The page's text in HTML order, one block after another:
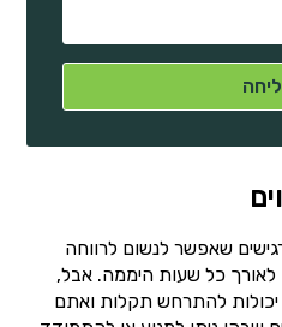
שאפשר לנשום לרווחה
כל שעות היממה. אבל,
להתרחש תקלות ואתם